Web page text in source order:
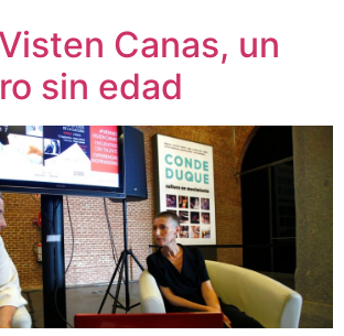
Canas, un
sin edad